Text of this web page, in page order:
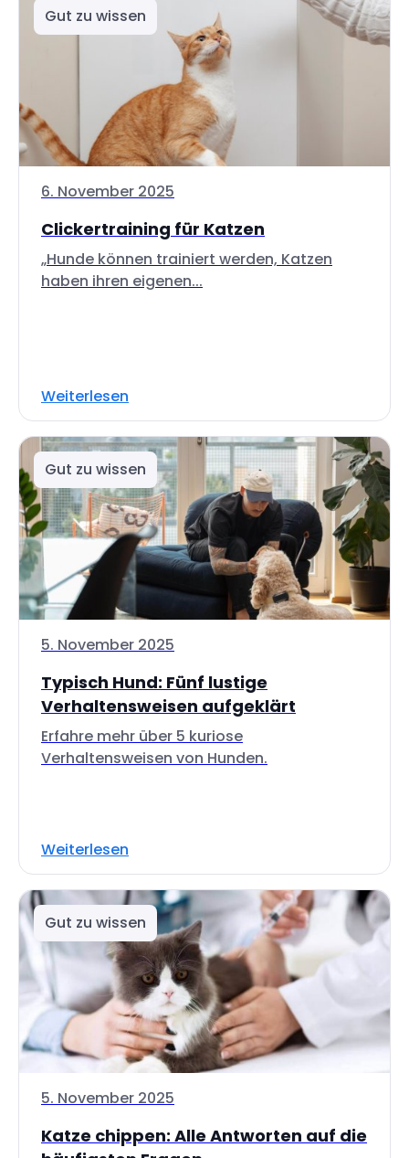
Gut zu wissen
6. November 2025
Clickertraining für Katzen
„Hunde können trainiert werden, Katzen
haben ihren eigenen...
Weiterlesen
Gut zu wissen
5. November 2025
Typisch Hund: Fünf lustige
Verhaltensweisen aufgeklärt
Erfahre mehr über 5 kuriose
Verhaltensweisen von Hunden.
Weiterlesen
Gut zu wissen
5. November 2025
Katze chippen: Alle Antworten auf die